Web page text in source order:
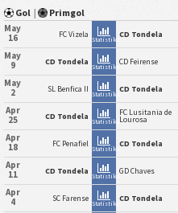
Gol | Primgol
May
16
FC Vizela
Statistika
CD Tondela
May
9
CD Tondela
Statistika
CD Feirense
May
2
SL Benfica II
Statistika
CD Tondela
Apr
25
CD Tondela
Statistika
FC Lusitania de
Lourosa
Apr
18
FC Penafiel
Statistika
CD Tondela
Apr
11
CD Tondela
Statistika
GD Chaves
Apr
4
SC Farense
Statistika
CD Tondela